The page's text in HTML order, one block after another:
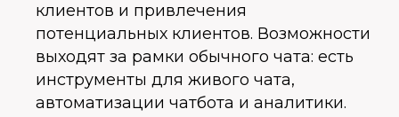
клиентов и привлечения
потенциальных клиентов. Возможности
выходят за рамки обычного чата: есть
инструменты для живого чата,
автоматизации чатбота и аналитики.